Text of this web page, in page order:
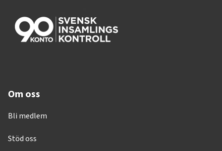
Om oss
Bli medlem
Stöd oss